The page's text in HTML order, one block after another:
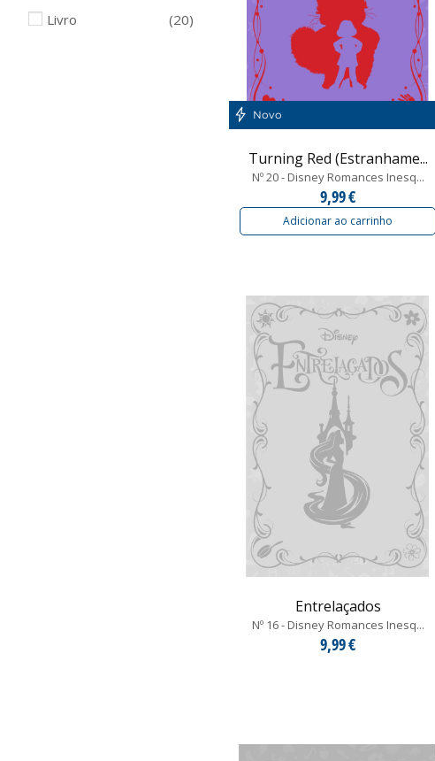
Novo
Turning Red (Estranhame...
Nº 20 - Disney Romances Inesq...
9,99 €
Adicionar ao carrinho
Entrelaçados
Nº 16 - Disney Romances Inesq...
9,99 €
Livro
20